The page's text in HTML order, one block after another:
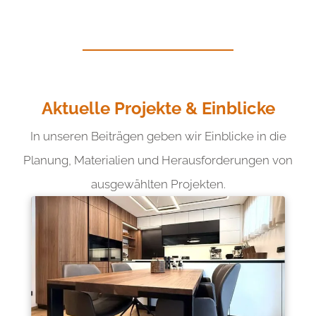
Aktuelle Projekte & Einblicke
In unseren Beiträgen geben wir Einblicke in die
Planung, Materialien und Herausforderungen von
ausgewählten Projekten.